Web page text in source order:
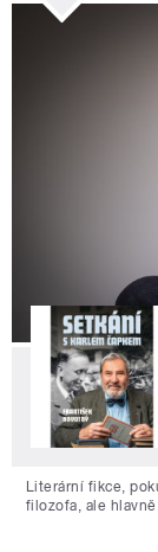
Literární fikce,
filozofa, ale